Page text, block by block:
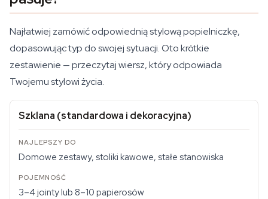
Najłatwiej zamówić odpowiednią stylową popielniczkę,
dopasowując typ do swojej sytuacji. Oto krótkie
zestawienie — przeczytaj wiersz, który odpowiada
Twojemu stylowi życia.
Szklana (standardowa i dekoracyjna)
Domowe zestawy, stoliki kawowe, stałe stanowiska
3–4 jointy lub 8–10 papierosów